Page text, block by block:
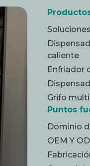
caliente
Enfriador
Grifo
Puntos
Dominio
OEM Y